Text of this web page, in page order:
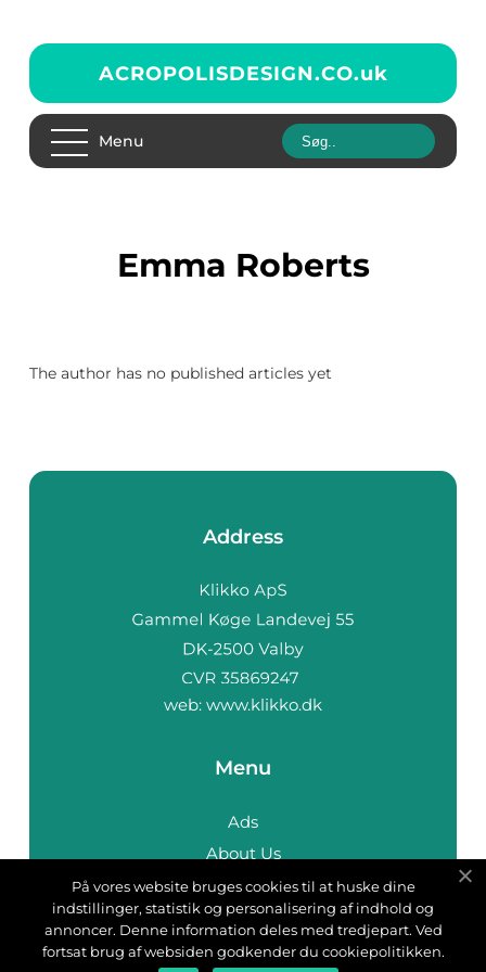
ACROPOLISDESIGN.CO.uk
Menu
Emma Roberts
The author has no published articles yet
Address
web: www.klikko.dk
Menu
Ads
About Us
Cookies
Contact
Sitemap
På vores website bruges cookies til at huske dine
indstillinger, statistik og personalisering af indhold og
annoncer. Denne information deles med tredjepart. Ved
fortsat brug af websiden godkender du cookiepolitikken.